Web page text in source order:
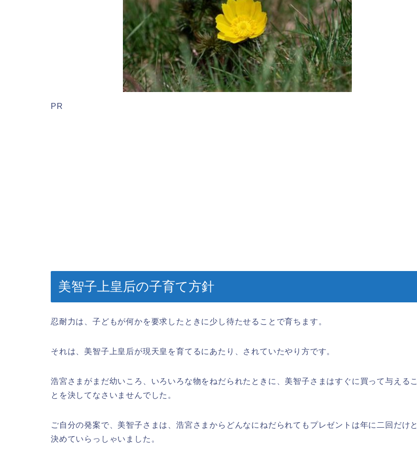
PR
美智子上皇后の子育て方針
忍耐力は、子どもが何かを要求したときに少し待たせることで育ちます。
それは、美智子上皇后が現天皇を育てるにあたり、されていたやり方です。
浩宮さまがまだ幼いころ、いろいろな物をねだられたときに、美智子さまはすぐに買って与えるこ
とを決してなさいませんでした。
ご自分の発案で、美智子さまは、浩宮さまからどんなにねだられてもプレゼントは年に二回だけと
決めていらっしゃいました。